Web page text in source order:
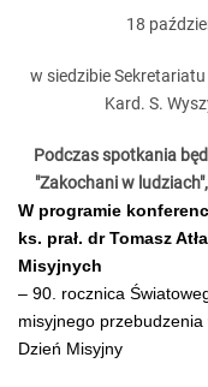
18
w siedzibie
Kard. S.
Podczas spotkania
"Zakochani w
W programie
ks. prał. dr Tomasz
Misyjnych
– 90. rocznica
misyjnego
Dzień Misyjny